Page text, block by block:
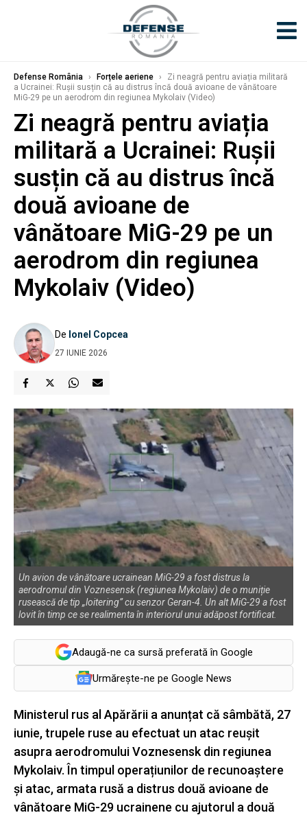
Defense România › Forțele aeriene ›
Zi neagră pentru aviația militară
a Ucrainei: Rușii susțin că au distrus încă două avioane de vânătoare
MiG-29 pe un aerodrom din regiunea Mykolaiv (Video)
Zi neagră pentru aviația
militară a Ucrainei: Rușii
susțin că au distrus încă
două avioane de
vânătoare MiG-29 pe un
aerodrom din regiunea
Mykolaiv (Video)
De Ionel Copcea
27 IUNIE 2026
Un avion de vânătoare ucrainean MiG-29 a fost distrus la
aerodromul din Voznesensk (regiunea Mykolaiv) de o muniție
rusească de tip „loitering” cu senzor Geran-4. Un alt MiG-29 a fost
lovit în timp ce se realimenta în interiorul unui adăpost fortificat.
Adaugă-ne ca sursă preferată în Google
Urmărește-ne pe Google News
Ministerul rus al Apărării a anunțat că sâmbătă, 27
iunie, trupele ruse au efectuat un atac reușit
asupra aerodromului Voznesensk din regiunea
Mykolaiv. În timpul operațiunilor de recunoaștere
și atac, armata rusă a distrus două avioane de
vânătoare MiG-29 ucrainene cu ajutorul a două